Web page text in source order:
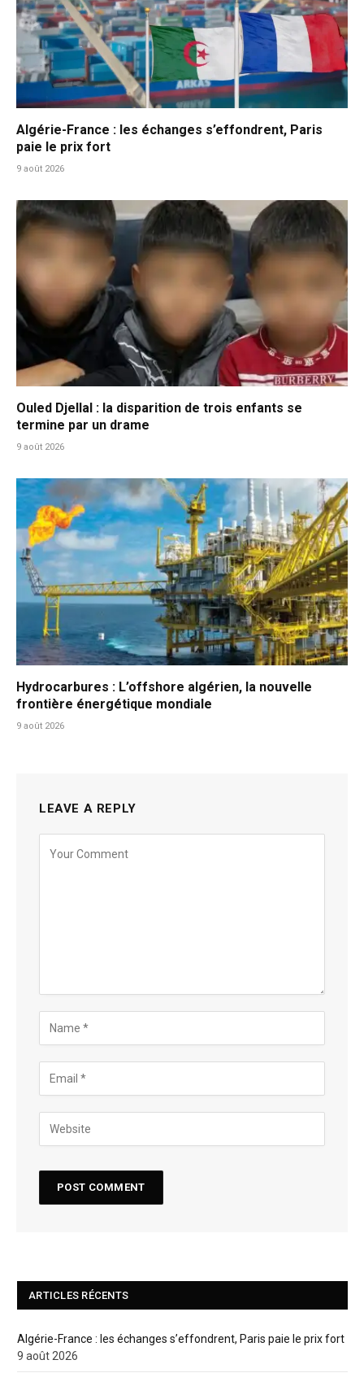
Algérie-France : les échanges s’effondrent, Paris
paie le prix fort
9 août 2026
Ouled Djellal : la disparition de trois enfants se
termine par un drame
9 août 2026
Hydrocarbures : L’offshore algérien, la nouvelle
frontière énergétique mondiale
9 août 2026
LEAVE A REPLY
ARTICLES RÉCENTS
Algérie-France : les échanges s’effondrent, Paris paie le prix fort
9 août 2026